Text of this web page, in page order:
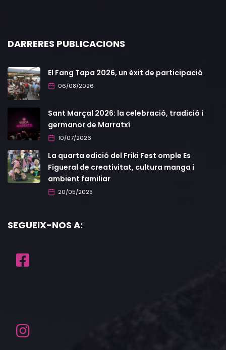
DARRERES PUBLICACIONS
El Fang Tapa 2026, un èxit de participació
06/08/2026
Sant Marçal 2026: la celebració, tradició i
germanor de Marratxí
10/07/2026
La quarta edició del Friki Fest omple Es
Figueral de creativitat, cultura manga i
ambient familiar
20/05/2025
SEGUEIX-NOS A: